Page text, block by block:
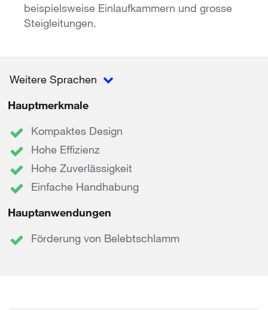
beispielsweise Einlaufkammern und grosse
Steigleitungen.
Weitere Sprachen
Hauptmerkmale
Kompaktes Design
Hohe Effizienz
Hohe Zuverlässigkeit
Einfache Handhabung
Hauptanwendungen
Förderung von Belebtschlamm